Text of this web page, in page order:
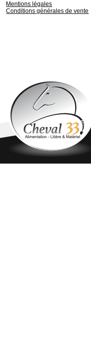
Mentions légales
Conditions générales de vente